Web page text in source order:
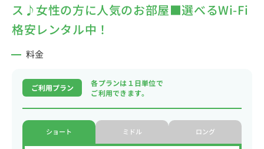
ス♪女性の方に人気のお部屋■選べるWi-Fi
格安レンタル中！
料金
ご利用プラン
各プランは１日単位で
ご利用できます。
ショート ミドル ロング